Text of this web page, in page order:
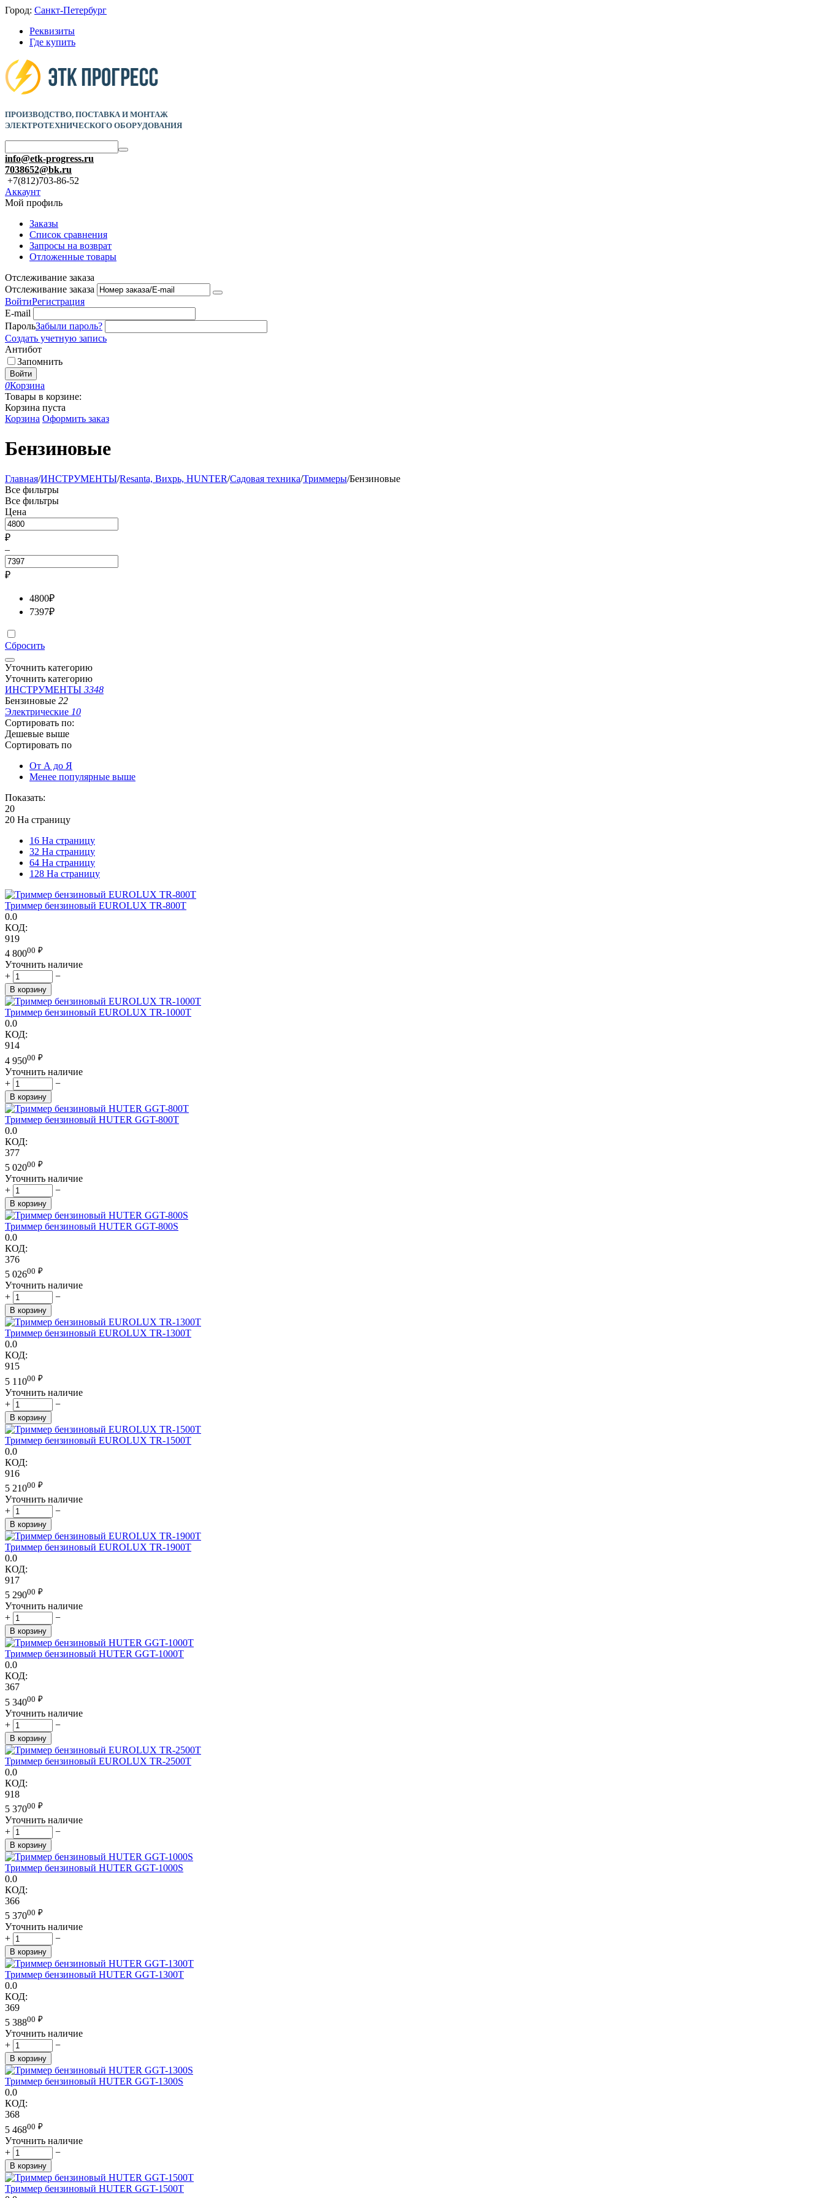
Город: Санкт-Петербург
Реквизиты
Где купить
ПРОИЗВОДСТВО, ПОСТАВКА И МОНТАЖ
ЭЛЕКТРОТЕХНИЧЕСКОГО ОБОРУДОВАНИЯ
info@etk-progress.ru
7038652@bk.ru
+7(812)703-86-52
Аккаунт
Мой профиль
Заказы
Список сравнения
Запросы на возврат
Отложенные товары
Отслеживание заказа
Отслеживание заказа
ВойтиРегистрация
E-mail
ПарольЗабыли пароль?
Создать учетную запись
Антибот
Запомнить
Войти
0Корзина
Товары в корзине:
Корзина пуста
Корзина Оформить заказ
Бензиновые
Главная/ИНСТРУМЕНТЫ/Resanta, Вихрь, HUNTER/Садовая техника/Триммеры/Бензиновые
Все фильтры
Все фильтры
Цена
₽
–
₽
4800₽
7397₽
Сбросить
Уточнить категорию
Уточнить категорию
ИНСТРУМЕНТЫ 3348
Бензиновые 22
Электрические 10
Сортировать по:
Дешевые выше
Сортировать по
От А до Я
Менее популярные выше
Показать:
20
20 На страницу
16 На страницу
32 На страницу
64 На страницу
128 На страницу
Триммер бензиновый EUROLUX TR-800T
0.0
КОД:
919
4 80000 ₽
Уточнить наличие
+
−
В корзину
Триммер бензиновый EUROLUX TR-1000T
0.0
КОД:
914
4 95000 ₽
Уточнить наличие
+
−
В корзину
Триммер бензиновый HUTER GGT-800T
0.0
КОД:
377
5 02000 ₽
Уточнить наличие
+
−
В корзину
Триммер бензиновый HUTER GGT-800S
0.0
КОД:
376
5 02600 ₽
Уточнить наличие
+
−
В корзину
Триммер бензиновый EUROLUX TR-1300T
0.0
КОД:
915
5 11000 ₽
Уточнить наличие
+
−
В корзину
Триммер бензиновый EUROLUX TR-1500T
0.0
КОД:
916
5 21000 ₽
Уточнить наличие
+
−
В корзину
Триммер бензиновый EUROLUX TR-1900T
0.0
КОД:
917
5 29000 ₽
Уточнить наличие
+
−
В корзину
Триммер бензиновый HUTER GGT-1000T
0.0
КОД:
367
5 34000 ₽
Уточнить наличие
+
−
В корзину
Триммер бензиновый EUROLUX TR-2500T
0.0
КОД:
918
5 37000 ₽
Уточнить наличие
+
−
В корзину
Триммер бензиновый HUTER GGT-1000S
0.0
КОД:
366
5 37000 ₽
Уточнить наличие
+
−
В корзину
Триммер бензиновый HUTER GGT-1300T
0.0
КОД:
369
5 38800 ₽
Уточнить наличие
+
−
В корзину
Триммер бензиновый HUTER GGT-1300S
0.0
КОД:
368
5 46800 ₽
Уточнить наличие
+
−
В корзину
Триммер бензиновый HUTER GGT-1500T